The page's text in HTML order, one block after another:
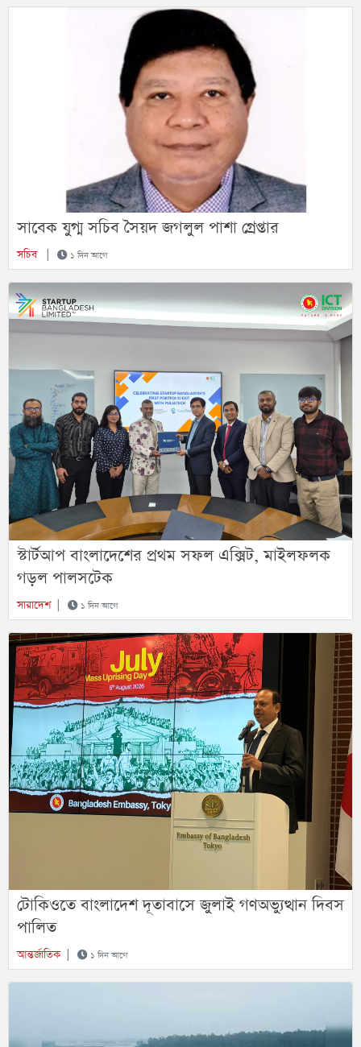
সাবেক যুগ্ম সচিব সৈয়দ জগলুল পাশা গ্রেপ্তার
সচিব ১ দিন আগে
স্টার্টআপ বাংলাদেশের প্রথম সফল এক্সিট, মাইলফলক
গড়ল পালসটেক
সারাদেশ| ১ দিন আগে
টোকিওতে বাংলাদেশ দূতাবাসে জুলাই গণঅভ্যুত্থান দিবস
পালিত
আন্তর্জাতিক| ১ দিন আগে